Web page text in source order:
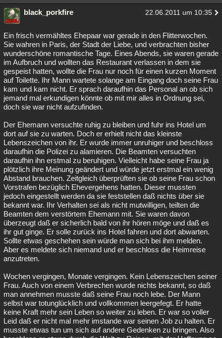
black_porkfire 22.06.2011 um 10:35
Ein frisch vermähltes Ehepaar war gerade in den Flitterwochen.
Sie wahren in Paris, der Stadt der Liebe, und verbrachten bisher
wunderschöne romantische Tage. Eines Abends, sie waren gerade
im Aufbruch und wollten das Restaurant verlassen in dem sie
gespeist hatten, wollte die Frau nur noch für einen kurzen Moment
auf Toilette. Ihr Mann wartete solange am Eingang doch seine Frau
kam und kam nicht. Er sprach daraufhin das Personal an ob sich
jemand mal erkundigen könnte ob mit mir alles in Ordnung sei,
doch sie war nicht aufzufinden.
Der Ehemann versuchte ruhig zu bleiben und fuhr ins Hotel um
dort auf sie zu warten. Doch er erhielt nicht das kleinste
Lebenszeichen von ihr. Er wurde immer unruhiger und beschloss
daraufhin die Polizei zu alamieren. Die Beamten versuchten
daraufhin ihn erstmal zu beruhigen. Vielleicht habe seine Frau ja
plötzlich ihre Meinung geändert und würde jetzt erstmal ein wenig
Abstand brauchen. Zeitgleich überprüften sie ob seine Frau schon
Vorstrafen bezüglich Ehevergehens hatten. Dieser mussten
jedoch eingestellt werden da sie feststellen daß nichts über sie
bekannt war. Ihr Verhalten sei als nicht mutwilligen, teilten die
Beamten dem verstörtem Ehemann mit. Sie waren davon
überzeugt daß er sicherlich bald von ihr hören möge und daß es
ihr gut ginge. Er solle zurück ins Hotel fahren und dort abwarten.
Sollte etwas geschehen sein würde man sich bei ihm melden.
Aber es meldete sich niemand und er beschloss die Heimreise
anzutreten.
Wochen vergingen, Monate vergingen. Kein Lebenszeichen seiner
Frau. Auch von einem Verbrechen wurde nichts bekannt, so daß
man annehmen musste daß seine Frau noch lebe. Der Mann
selbst war totunglücklich und vollkommen leergefegt. Er hatte
keine Kraft mehr sein Leben so weiter zu leben. Er war so voller
Leid daß er nicht mal mehr imstande war seinen Job zu halten. Er
musste etwas tun um sich auf andere Gedenken zu bringen. Also